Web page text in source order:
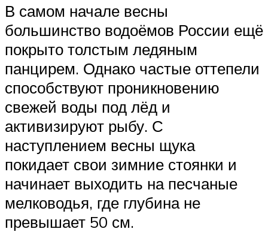
В самом начале весны
большинство водоёмов России ещё
покрыто толстым ледяным
панцирем. Однако частые оттепели
способствуют проникновению
свежей воды под лёд и
активизируют рыбу. С
наступлением весны щука
покидает свои зимние стоянки и
начинает выходить на песчаные
мелководья, где глубина не
превышает 50 см.